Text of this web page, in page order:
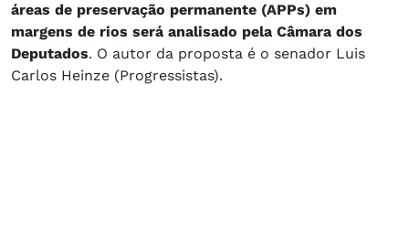
áreas de preservação permanente (APPs) em
margens de rios será analisado pela Câmara dos
Deputados. O autor da proposta é o senador Luis
Carlos Heinze (Progressistas).